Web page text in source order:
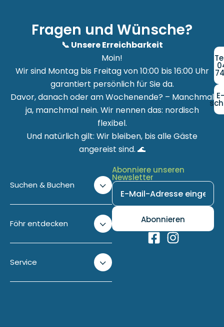
Fragen und Wünsche?
📞 Unsere Erreichbarkeit
Moin!
Wir sind Montag bis Freitag von 10:00 bis 16:00 Uhr
garantiert persönlich für Sie da.
Davor, danach oder am Wochenende? – Manchmal
ja, manchmal nein. Wir nennen das: nordisch
flexibel.
Und natürlich gilt: Wir bleiben, bis alle Gäste
angereist sind. 🌊
Suchen & Buchen
Föhr entdecken
Service
Abonniere unseren
Newsletter